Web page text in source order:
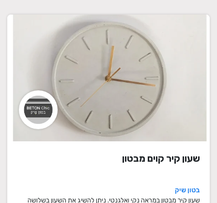
שעון קיר קוים מבטון
בטון שיק
שעון קיר מבטון במראה נקי ואלגנטי. ניתן להשיג את השעון בשלושה